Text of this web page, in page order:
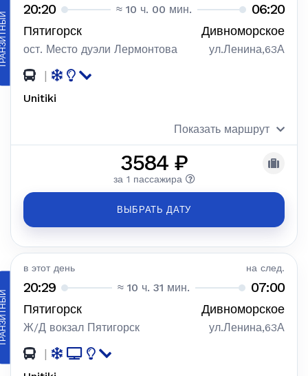
20:20 ≈ 10 ч. 00 мин. 06:20
Пятигорск Дивноморское
ост. Место дуэли Лермонтова ул.Ленина,63А
|
Unitiki
Показать маршрут
3584 ₽
за 1 пассажира
ВЫБРАТЬ ДАТУ
в этот день на след.
20:29 ≈ 10 ч. 31 мин. 07:00
Пятигорск Дивноморское
Ж/Д вокзал Пятигорск ул.Ленина,63А
|